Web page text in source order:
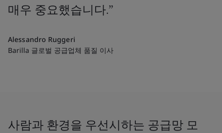
매우 중요했습니다.”
Alessandro Ruggeri
Barilla 글로벌 공급업체 품질 이사
사람과 환경을 우선시하는 공급망 모